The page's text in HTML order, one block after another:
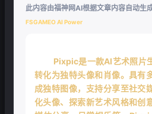
此内容由福神网AI根据文章内容自动生
FSGAMEO AI Power
Pixpic是一款AI艺术照片
转化为独特头像和肖像。具有
成独特图像，支持分享至社交
化头像、探索新艺术风格和创